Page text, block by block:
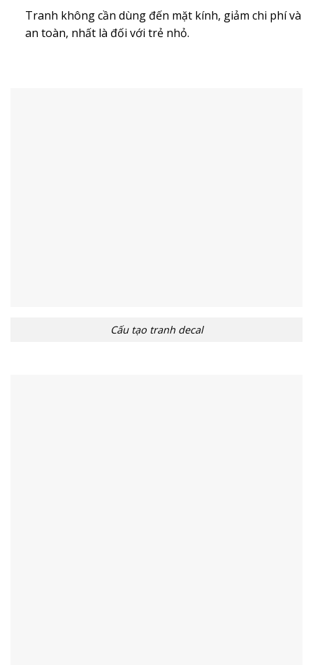
Tranh không cần dùng đến mặt kính, giảm chi phí và
an toàn, nhất là đối với trẻ nhỏ.
Cấu tạo tranh decal